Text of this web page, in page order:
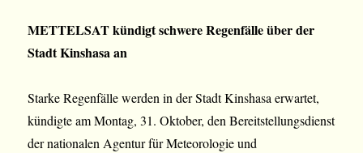
METTELSAT kündigt schwere Regenfälle über der
Stadt Kinshasa an
Starke Regenfälle werden in der Stadt Kinshasa erwartet,
kündigte am Montag, 31. Oktober, den Bereitstellungsdienst
der nationalen Agentur für Meteorologie und